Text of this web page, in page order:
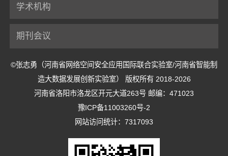
学术机构
期刊会议
©张志勇（河南省网络空间安全应用国际联合实验室/河南省智能制
造大数据发展创新实验室） 版权所有 2018-2026
河南省洛阳市洛龙区开元大道263号 邮编：471023
豫ICP备11003260号-2
网站访问统计：7317093